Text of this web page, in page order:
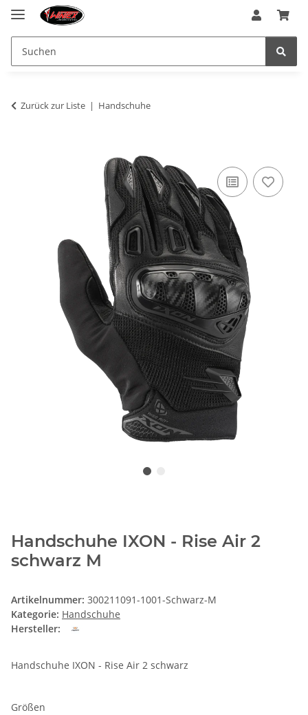
Zurück zur Liste Handschuhe
Handschuhe IXON - Rise Air 2
schwarz M
Artikelnummer: 300211091-1001-Schwarz-M
Kategorie: Handschuhe
Hersteller:
Handschuhe IXON - Rise Air 2 schwarz
Größen